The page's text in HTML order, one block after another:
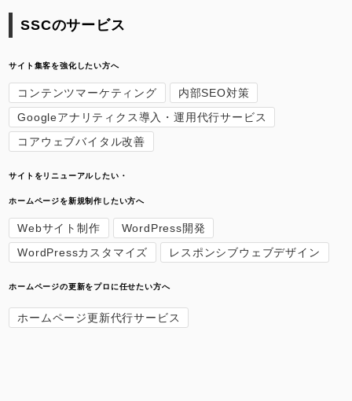
SSCのサービス
サイト集客を強化したい方へ
コンテンツマーケティング
内部SEO対策
Googleアナリティクス導入・運用代行サービス
コアウェブバイタル改善
サイトをリニューアルしたい・
ホームページを新規制作したい方へ
Webサイト制作
WordPress開発
WordPressカスタマイズ
レスポンシブウェブデザイン
ホームページの更新をプロに任せたい方へ
ホームページ更新代行サービス